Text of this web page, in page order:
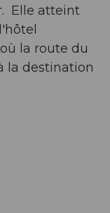
Elle atteint
la route du
la destination